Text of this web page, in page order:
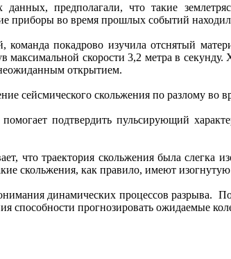
предполагали, что такие
приборы во время прошлых событий
команда покадрово изучила отснятый
максимальной скорости 3,2 метра в
открытием.
сейсмического скольжения по разлому во
подтвердить пульсирующий
что траектория скольжения была слегка
скольжения, как правило, имеют
динамических процессов разрыва.
способности прогнозировать ожидаемые